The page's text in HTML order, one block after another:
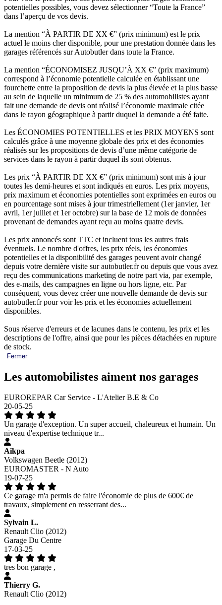
potentielles possibles, vous devez sélectionner “Toute la France”
dans l’aperçu de vos devis.
La mention “À PARTIR DE XX €” (prix minimum) est le prix
actuel le moins cher disponible, pour une prestation donnée dans les
garages référencés sur Autobutler dans toute la France.
La mention “ÉCONOMISEZ JUSQU’À XX €” (prix maximum)
correspond à l’économie potentielle calculée en établissant une
fourchette entre la proposition de devis la plus élevée et la plus basse
au sein de laquelle un minimum de 25 % des automobilistes ayant
fait une demande de devis ont réalisé l’économie maximale citée
dans le rayon géographique à partir duquel la demande a été faite.
Les ÉCONOMIES POTENTIELLES et les PRIX MOYENS sont
calculés grâce à une moyenne globale des prix et des économies
réalisés sur les propositions de devis d’une même catégorie de
services dans le rayon à partir duquel ils sont obtenus.
Les prix “À PARTIR DE XX €” (prix minimum) sont mis à jour
toutes les demi-heures et sont indiqués en euros. Les prix moyens,
prix maximum et économies potentielles sont exprimées en euros ou
en pourcentage sont mises à jour trimestriellement (1er janvier, 1er
avril, 1er juillet et 1er octobre) sur la base de 12 mois de données
provenant de demandes ayant reçu au moins quatre devis.
Les prix annoncés sont TTC et incluent tous les autres frais
éventuels. Le nombre d'offres, les prix réels, les économies
potentielles et la disponibilité des garages peuvent avoir changé
depuis votre dernière visite sur autobutler.fr ou depuis que vous avez
reçu des communications marketing de notre part via, par exemple,
des e-mails, des campagnes en ligne ou hors ligne, etc. Par
conséquent, vous devez créer une nouvelle demande de devis sur
autobutler.fr pour voir les prix et les économies actuellement
disponibles.
Sous réserve d'erreurs et de lacunes dans le contenu, les prix et les
descriptions de l'offre, ainsi que pour les pièces détachées en rupture
de stock.
Fermer
Les automobilistes aiment nos garages
EUROREPAR Car Service - L'Atelier B.E & Co
20-05-25
Un garage d'exception. Un super accueil, chaleureux et humain. Un
niveau d'expertise technique tr...
Aikpa
Volkswagen Beetle (2012)
EUROMASTER - N Auto
19-07-25
Ce garage m'a permis de faire l'économie de plus de 600€ de
travaux, simplement en resserrant des...
Sylvain L.
Renault Clio (2012)
Garage Du Centre
17-03-25
tres bon garage ,
Thierry G.
Renault Clio (2012)